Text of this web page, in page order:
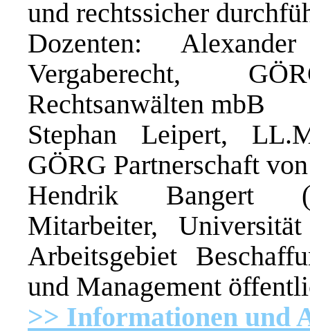
und rechtssicher
Dozenten:
Vergaberecht,
Rechtsanwälten mbB
Stephan Leipert,
GÖRG Partnerschaft
Hendrik Bangert
Mitarbeiter,
Arbeitsgebiet
und Management
>> Informationen und